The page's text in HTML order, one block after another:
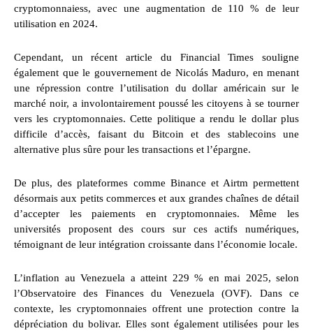
cryptomonnaiess, avec une augmentation de 110 % de leur
utilisation en 2024.
Cependant, un récent article du Financial Times souligne
également que le gouvernement de Nicolás Maduro, en menant
une répression contre l’utilisation du dollar américain sur le
marché noir, a involontairement poussé les citoyens à se tourner
vers les cryptomonnaies. Cette politique a rendu le dollar plus
difficile d’accès, faisant du Bitcoin et des stablecoins une
alternative plus sûre pour les transactions et l’épargne.
De plus, des plateformes comme Binance et Airtm permettent
désormais aux petits commerces et aux grandes chaînes de détail
d’accepter les paiements en cryptomonnaies. Même les
universités proposent des cours sur ces actifs numériques,
témoignant de leur intégration croissante dans l’économie locale.
L’inflation au Venezuela a atteint 229 % en mai 2025, selon
l’Observatoire des Finances du Venezuela (OVF). Dans ce
contexte, les cryptomonnaies offrent une protection contre la
dépréciation du bolivar. Elles sont également utilisées pour les